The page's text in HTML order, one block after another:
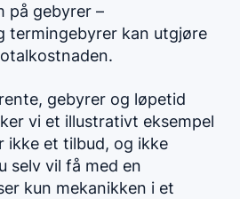
på gebyrer –
termingebyrer kan utgjøre
gebyrer og løpetid
vi et illustrativt eksempel
ikke et tilbud, og ikke
selv vil få med en
kun mekanikken i et